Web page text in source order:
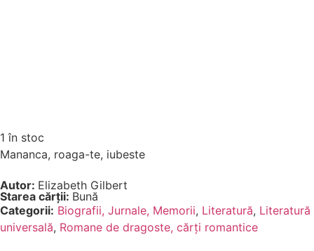
1 în stoc
Mananca, roaga-te, iubeste
Autor: Elizabeth Gilbert
Starea cărții: Bună
Categorii: Biografii, Jurnale, Memorii, Literatură, Literatură
universală, Romane de dragoste, cărți romantice